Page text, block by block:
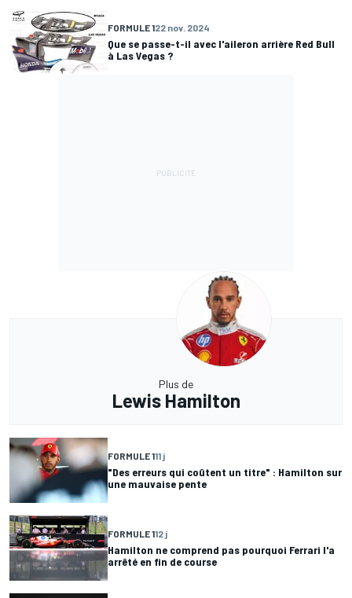
FORMULE 122 nov. 2024
Que se passe-t-il avec l'aileron arrière Red Bull
à Las Vegas ?
Plus de
Lewis Hamilton
FORMULE 111 j
"Des erreurs qui coûtent un titre" : Hamilton sur
une mauvaise pente
FORMULE 112 j
Hamilton ne comprend pas pourquoi Ferrari l'a
arrêté en fin de course